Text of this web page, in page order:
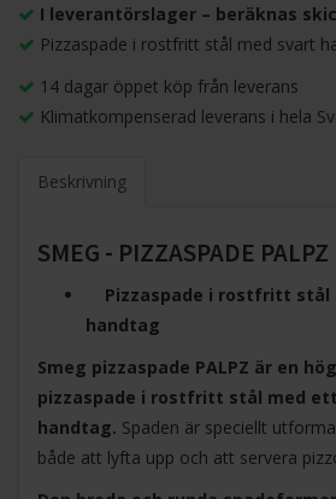
I leverantörslager – beräknas
Pizzaspade i rostfritt stål med svart
14 dagar öppet köp från leverans
Klimatkompenserad leverans i hela
Beskrivning
SMEG - PIZZASPADE PALPZ
Pizzaspade i rostfritt stål
handtag
Smeg pizzaspade PALPZ är en
pizzaspade i rostfritt stål med
handtag. Spaden är speciellt
både att lyfta upp och att servera